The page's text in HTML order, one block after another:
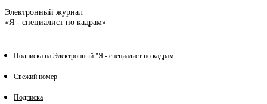
Электронный журнал
«Я - специалист по кадрам»
Подписка на Электронный "Я - специалист по кадрам"
Свежий номер
Подписка